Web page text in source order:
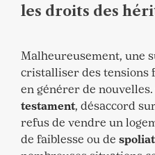
les droits des
Malheureusement, une
cristalliser des tensions
en générer de nouvelles.
testament, désaccord
refus de vendre un
de faiblesse ou de